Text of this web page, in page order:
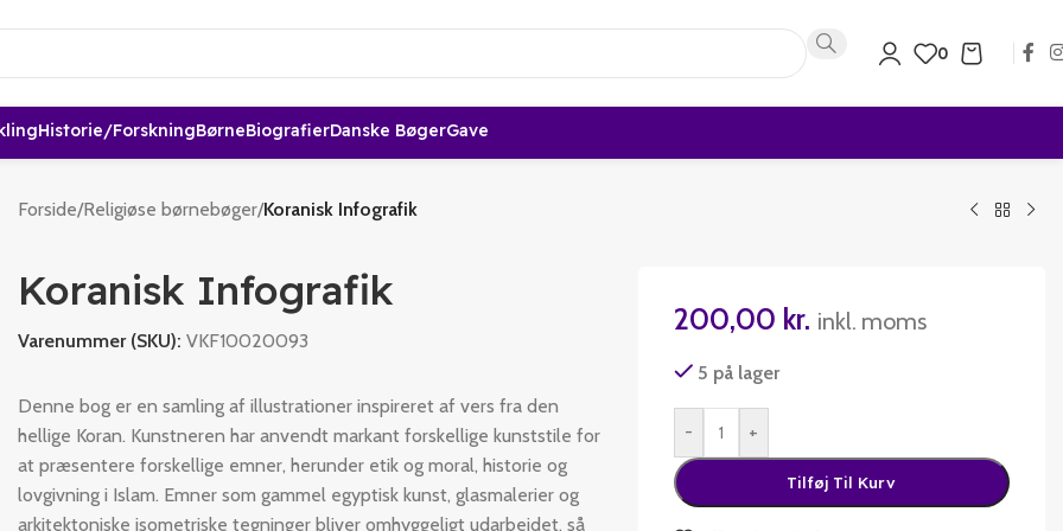
0
Historie/forskningBørneBiografierDanske BøgerGave
Forside/Religiøse børnebøger/Koranisk Infografik
Koranisk Infografik
Varenummer (SKU): VKF10020093
Denne bog er en samling af illustrationer inspireret af vers fra den
hellige Koran. Kunstneren har anvendt markant forskellige kunststile for
at præsentere forskellige emner, herunder etik og moral, historie og
lovgivning i Islam. Emner som gammel egyptisk kunst, glasmalerier og
arkitektoniske isometriske tegninger bliver omhyggeligt udarbejdet, så
200,00 kr. inkl. moms
5 på lager
- +
Tilføj Til Kurv